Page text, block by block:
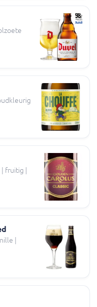
fruitig |
|